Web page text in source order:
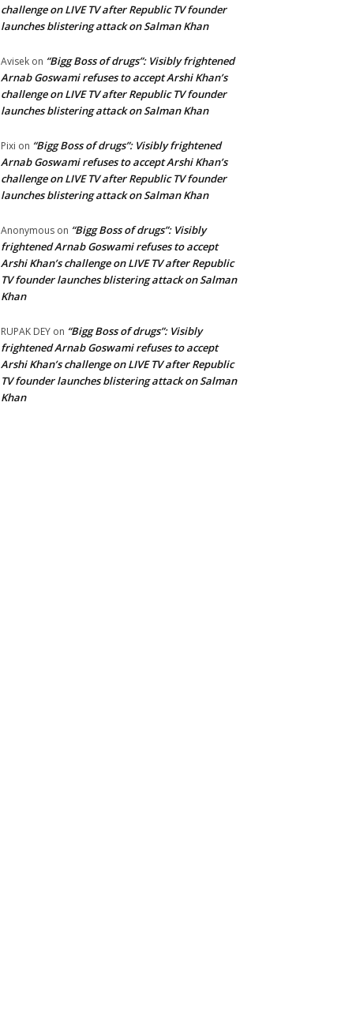
challenge on LIVE TV after Republic TV founder
launches blistering attack on Salman Khan
Avisek on “Bigg Boss of drugs”: Visibly frightened
Arnab Goswami refuses to accept Arshi Khan’s
challenge on LIVE TV after Republic TV founder
launches blistering attack on Salman Khan
Pixi on “Bigg Boss of drugs”: Visibly frightened
Arnab Goswami refuses to accept Arshi Khan’s
challenge on LIVE TV after Republic TV founder
launches blistering attack on Salman Khan
Anonymous on “Bigg Boss of drugs”: Visibly
frightened Arnab Goswami refuses to accept
Arshi Khan’s challenge on LIVE TV after Republic
TV founder launches blistering attack on Salman
Khan
RUPAK DEY on “Bigg Boss of drugs”: Visibly
frightened Arnab Goswami refuses to accept
Arshi Khan’s challenge on LIVE TV after Republic
TV founder launches blistering attack on Salman
Khan